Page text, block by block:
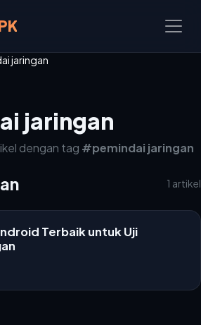
jaringan
jaringan
dengan tag #pemindai jaringan
1 artikel
Terbaik untuk Uji